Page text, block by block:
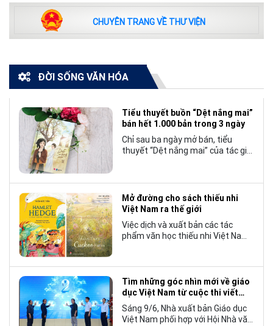
CHUYÊN TRANG VỀ THƯ VIỆN
ĐỜI SỐNG VĂN HÓA
Tiểu thuyết buồn “Dệt nắng mai”
bán hết 1.000 bản trong 3 ngày
Chỉ sau ba ngày mở bán, tiểu
thuyết “Dệt nắng mai” của tác giả
chương trẻ khi cán mốc 1.000 bản
tiêu thụ.
Mở đường cho sách thiếu nhi
Việt Nam ra thế giới
Việc dịch và xuất bản các tác
phẩm văn học thiếu nhi Việt Nam
tế, mà còn góp phần đưa những
câu chuyện mang đậm bản sắc
văn hóa Việt Nam bước ra thế giới.
Tìm những góc nhìn mới về giáo
dục Việt Nam từ cuộc thi viết
“Trang sách và Mái trường”
Sáng 9/6, Nhà xuất bản Giáo dục
Việt Nam phối hợp với Hội Nhà văn